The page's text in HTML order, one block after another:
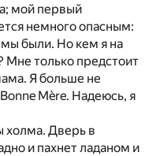
мой первый
немного опасным:
мы были. Но кем я на
Мне только предстоит
Я больше не
Mère. Надеюсь, я
холма. Дверь в
и пахнет ладаном и